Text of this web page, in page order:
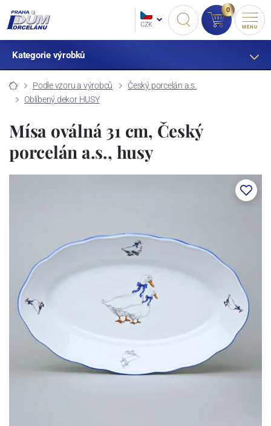
CZK
0
MENU
Kategorie výrobků
Podle vzoru a výrobců
Český porcelán a.s.
Oblíbený dekor HUSY
Mísa oválná 31 cm, Český
porcelán a.s., husy